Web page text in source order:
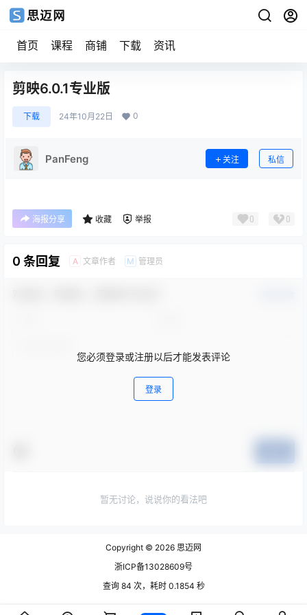
首页 课程 商铺 下载 资讯
剪映6.0.1专业版
下载 24年10月22日 0
PanFeng 关注 私信
海报分享 收藏 举报 0 0
0 条回复 A 文章作者 M 管理员
您必须登录或注册以后才能发表评论
登录
暂无讨论，说说你的看法吧
Copyright © 2026 思迈网
浙ICP备13028609号
查询 84 次，耗时 0.1854 秒